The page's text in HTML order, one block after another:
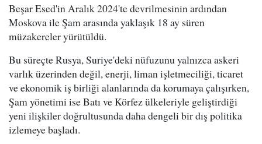
Beşar Esed'in Aralık 2024'te devrilmesinin ardından
Moskova ile Şam arasında yaklaşık 18 ay süren
müzakereler yürütüldü.
Bu süreçte Rusya, Suriye'deki nüfuzunu yalnızca askeri
varlık üzerinden değil, enerji, liman işletmeciliği, ticaret
ve ekonomik iş birliği alanlarında da korumaya çalışırken,
Şam yönetimi ise Batı ve Körfez ülkeleriyle geliştirdiği
yeni ilişkiler doğrultusunda daha dengeli bir dış politika
izlemeye başladı.